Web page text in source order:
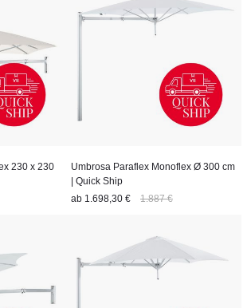
230 x 230
Umbrosa Paraflex Monoflex Ø 300 cm
| Quick Ship
ab 1.698,30 € 1.887 €